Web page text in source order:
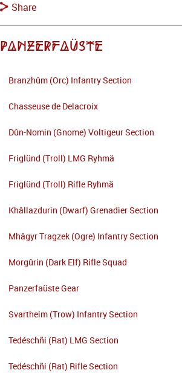
Share
Panzerfaüste
Branzhûm (Orc) Infantry Section
Chasseuse de Delacroix
Dûn-Nomin (Gnome) Voltigeur Section
Friglünd (Troll) LMG Ryhmä
Friglünd (Troll) Rifle Ryhmä
Khâllazdurin (Dwarf) Grenadier Section
Mhâgyr Tragzek (Ogre) Infantry Section
Morgûrin (Dark Elf) Rifle Squad
Panzerfaüste Gear
Svartheim (Trow) Infantry Section
Tedéschñi (Rat) LMG Section
Tedéschñi (Rat) Rifle Section